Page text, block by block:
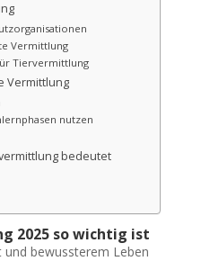
Vermittlung
Tiervermittlung
Vermittlung
nutzen
bedeutet
2025 so wichtig ist
bewussterem Leben